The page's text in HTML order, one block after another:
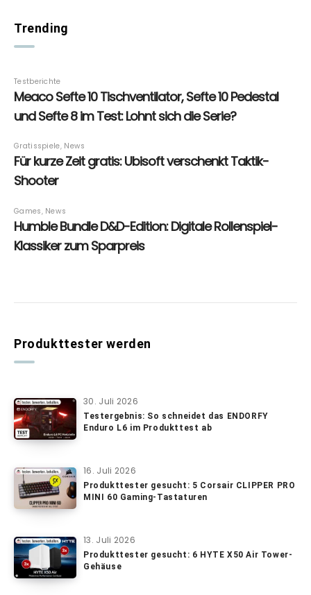
Trending
Produkttester werden
30. Juli 2026
Testergebnis: So schneidet das ENDORFY
Enduro L6 im Produkttest ab
16. Juli 2026
Produkttester gesucht: 5 Corsair CLIPPER PRO
MINI 60 Gaming-Tastaturen
13. Juli 2026
Produkttester gesucht: 6 HYTE X50 Air Tower-
Gehäuse